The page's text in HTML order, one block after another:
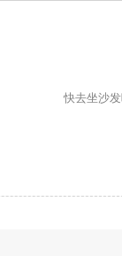
快去坐沙